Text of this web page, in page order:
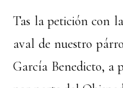
Tas la petición con
aval de nuestro
García Benedicto, a